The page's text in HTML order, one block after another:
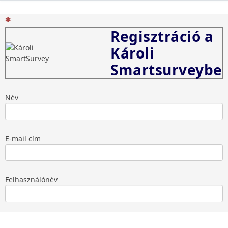
(Ez egy kötelező kérdés)
Regisztráció a
Károli
Smartsurveybe
Név
E-mail cím
Felhasználónév